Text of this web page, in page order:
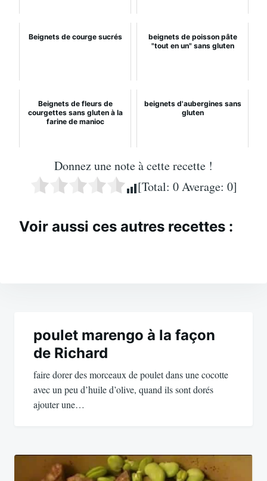
Beignets de courge sucrés
beignets de poisson pâte
"tout en un" sans gluten
Beignets de fleurs de
courgettes sans gluten à la
farine de manioc
beignets d'aubergines sans
gluten
Donnez une note à cette recette !
[Total: 0Average: 0]
Voir aussi ces autres recettes :
l’article
poulet marengo à la façon
de Richard
faire dorer des morceaux de poulet dans une cocotte
avec un peu d’huile d’olive, quand ils sont dorés
ajouter une…